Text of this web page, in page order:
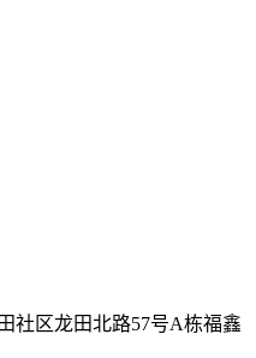
社区龙田北路57号A栋福鑫